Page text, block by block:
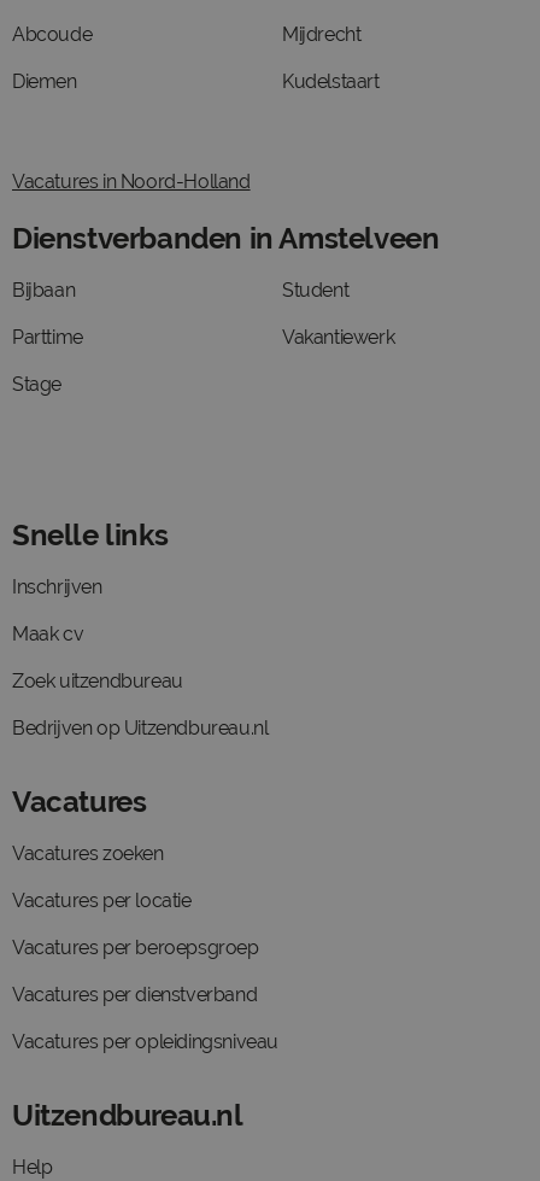
Abcoude
Diemen
Mijdrecht
Kudelstaart
Vacatures in Noord-Holland
Dienstverbanden in Amstelveen
Bijbaan
Parttime
Stage
Student
Vakantiewerk
Snelle links
Inschrijven
Maak cv
Zoek uitzendbureau
Bedrijven op Uitzendbureau.nl
Vacatures
Vacatures zoeken
Vacatures per locatie
Vacatures per beroepsgroep
Vacatures per dienstverband
Vacatures per opleidingsniveau
Uitzendbureau.nl
Help